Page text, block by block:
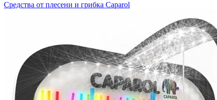
Средства от плесени и грибка Caparol